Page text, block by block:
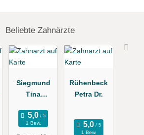
Beliebte Zahnärzte
Siegmund
Tina
1 Bew.
Rühenbeck
Petra Dr.
1 Bew.